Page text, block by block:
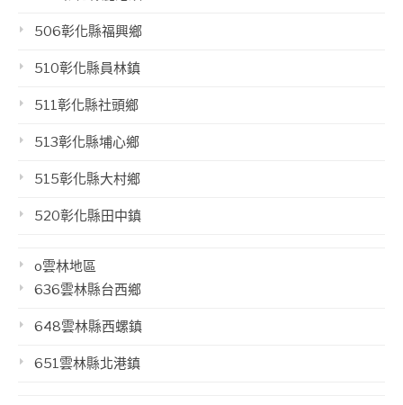
506彰化縣福興鄉
510彰化縣員林鎮
511彰化縣社頭鄉
513彰化縣埔心鄉
515彰化縣大村鄉
520彰化縣田中鎮
o雲林地區
636雲林縣台西鄉
648雲林縣西螺鎮
651雲林縣北港鎮